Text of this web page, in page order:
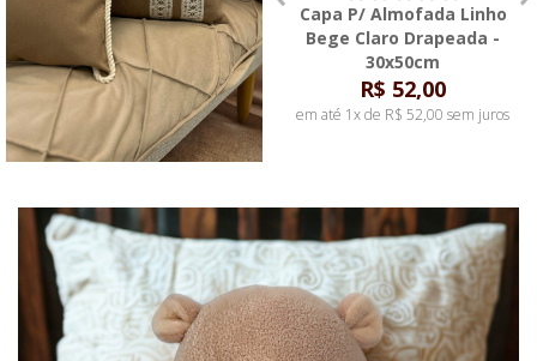
Capa P/ Almofada Linho
Bege Claro Drapeada -
30x50cm
R$ 52,00
em até 1x de R$ 52,00 sem juros
Capa P/ Almofada Linho Off
White Drapeada - 30x50cm
R$ 52,00
em até 1x de R$ 52,00 sem juros